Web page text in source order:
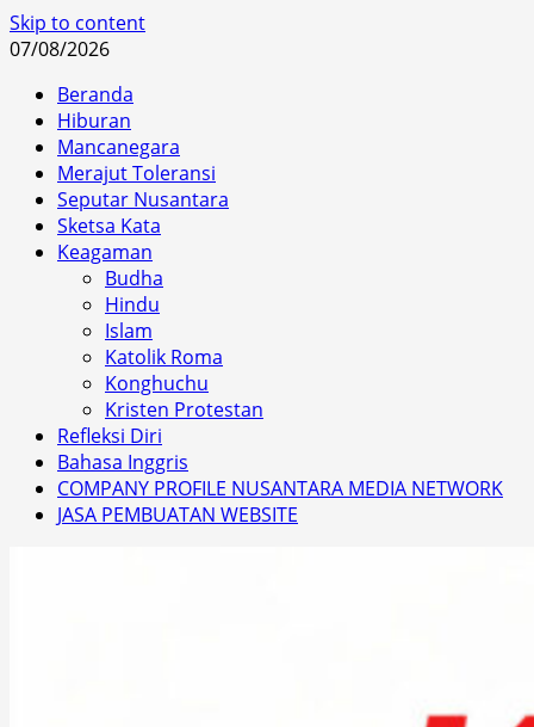
Skip to content
07/08/2026
Beranda
Hiburan
Mancanegara
Merajut Toleransi
Seputar Nusantara
Sketsa Kata
Keagaman
Budha
Hindu
Islam
Katolik Roma
Konghuchu
Kristen Protestan
Refleksi Diri
Bahasa Inggris
COMPANY PROFILE NUSANTARA MEDIA NETWORK
JASA PEMBUATAN WEBSITE